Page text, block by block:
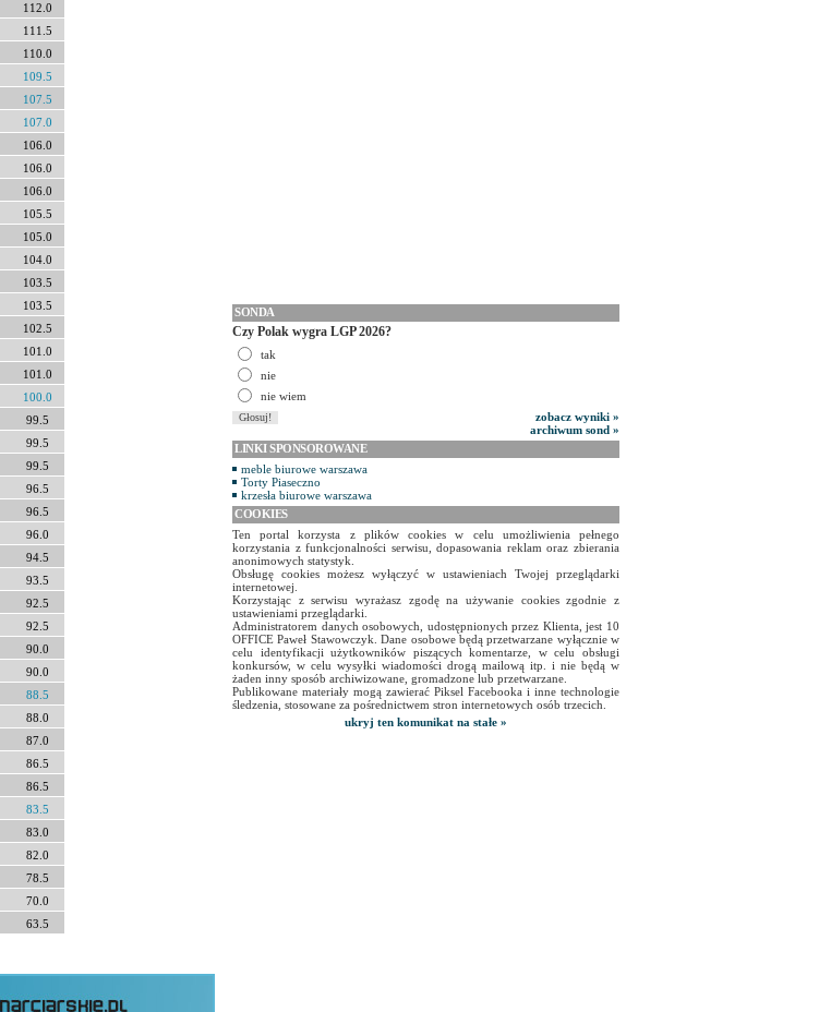
112.0
111.5
110.0
109.5
107.5
107.0
106.0
106.0
106.0
105.5
105.0
104.0
103.5
103.5
102.5
101.0
101.0
100.0
99.5
99.5
99.5
96.5
96.5
96.0
94.5
93.5
92.5
92.5
90.0
90.0
88.5
88.0
87.0
86.5
86.5
83.5
83.0
82.0
78.5
70.0
63.5
SONDA
Czy Polak wygra LGP 2026?
tak
nie
nie wiem
zobacz wyniki »
archiwum sond »
LINKI SPONSOROWANE
meble biurowe warszawa
Torty Piaseczno
krzesła biurowe warszawa
COOKIES
Ten portal korzysta z plików cookies w celu umożliwienia pełnego
korzystania z funkcjonalności serwisu, dopasowania reklam oraz zbierania
anonimowych statystyk.
Obsługę cookies możesz wyłączyć w ustawieniach Twojej przeglądarki
internetowej.
Korzystając z serwisu wyrażasz zgodę na używanie cookies zgodnie z
ustawieniami przeglądarki.
Administratorem danych osobowych, udostępnionych przez Klienta, jest 10
OFFICE Paweł Stawowczyk. Dane osobowe będą przetwarzane wyłącznie w
celu identyfikacji użytkowników piszących komentarze, w celu obsługi
konkursów, w celu wysyłki wiadomości drogą mailową itp. i nie będą w
żaden inny sposób archiwizowane, gromadzone lub przetwarzane.
Publikowane materiały mogą zawierać Piksel Facebooka i inne technologie
śledzenia, stosowane za pośrednictwem stron internetowych osób trzecich.
ukryj ten komunikat na stałe »